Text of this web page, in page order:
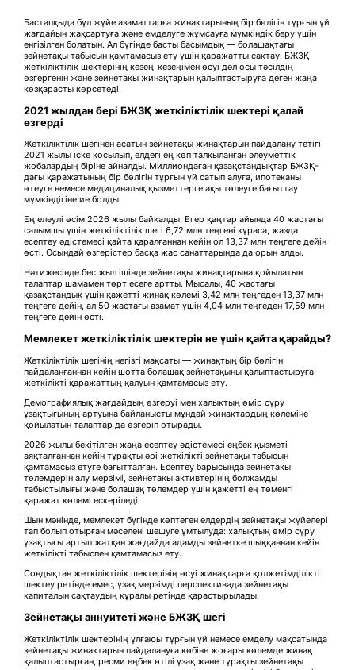
Бастапқыда бұл жүйе азаматтарға жинақтарының бір бөлігін тұрғын үй
жағдайын жақсартуға және емделуге жұмсауға мүмкіндік беру үшін
енгізілген болатын. Ал бүгінде басты басымдық — болашақтағы
зейнетақы табысын қамтамасыз ету үшін қаражатты сақтау. БЖЗҚ
жеткіліктілік шектерінің кезең-кезеңімен өсуі дәл осы тәсілдің
өзгергенін және зейнетақы жинақтарын қалыптастыруға деген жаңа
көзқарасты көрсетеді.
2021 жылдан бері БЖЗҚ жеткіліктілік шектері қалай
өзгерді
Жеткіліктілік шегінен асатын зейнетақы жинақтарын пайдалану тетігі
2021 жылы іске қосылып, елдегі ең көп талқыланған әлеуметтік
жобалардың біріне айналды. Миллиондаған қазақстандықтар БЖЗҚ-
дағы қаражатының бір бөлігін тұрғын үй сатып алуға, ипотеканы
өтеуге немесе медициналық қызметтерге ақы төлеуге бағыттау
мүмкіндігіне ие болды.
Ең елеулі өсім 2026 жылы байқалды. Егер қаңтар айында 40 жастағы
салымшы үшін жеткіліктілік шегі 6,72 млн теңгені құраса, жазда
есептеу әдістемесі қайта қаралғаннан кейін ол 13,37 млн теңгеге дейін
өсті. Осындай өзгерістер басқа жас санаттарында да орын алды.
Нәтижесінде бес жыл ішінде зейнетақы жинақтарына қойылатын
талаптар шамамен төрт есеге артты. Мысалы, 40 жастағы
қазақстандық үшін қажетті жинақ көлемі 3,42 млн теңгеден 13,37 млн
теңгеге дейін, ал 50 жастағы азамат үшін 4,04 млн теңгеден 17,59 млн
теңгеге дейін өсті.
Мемлекет жеткіліктілік шектерін не үшін қайта қарайды?
Жеткіліктілік шегінің негізгі мақсаты — жинақтың бір бөлігін
пайдаланғаннан кейін шотта болашақ зейнетақыны қалыптастыруға
жеткілікті қаражаттың қалуын қамтамасыз ету.
Демографиялық жағдайдың өзгеруі мен халықтың өмір сүру
ұзақтығының артуына байланысты мұндай жинақтардың көлеміне
қойылатын талаптар да өзгеріп отырады.
2026 жылы бекітілген жаңа есептеу әдістемесі еңбек қызметі
аяқталғаннан кейін тұрақты әрі жеткілікті зейнетақы табысын
қамтамасыз етуге бағытталған. Есептеу барысында зейнетақы
төлемдерін алу мерзімі, зейнетақы активтерінің болжамды
табыстылығы және болашақ төлемдер үшін қажетті ең төменгі
қаражат көлемі ескеріледі.
Шын мәнінде, мемлекет бүгінде көптеген елдердің зейнетақы жүйелері
тап болып отырған мәселені шешуге ұмтылуда: халықтың өмір сүру
ұзақтығы артып жатқан жағдайда адамды зейнетке шыққаннан кейін
жеткілікті табыспен қамтамасыз ету.
Сондықтан жеткіліктілік шектерінің өсуі жинақтарға қолжетімділікті
шектеу ретінде емес, ұзақ мерзімді перспективада зейнетақы
капиталын сақтаудың құралы ретінде қарастырылады.
Зейнетақы аннуитеті және БЖЗҚ шегі
Жеткіліктілік шектерінің ұлғаюы тұрғын үй немесе емделу мақсатында
зейнетақы жинақтарын пайдалануға көбіне жоғары көлемде жинақ
қалыптастырған, ресми еңбек өтілі ұзақ және тұрақты зейнетақы